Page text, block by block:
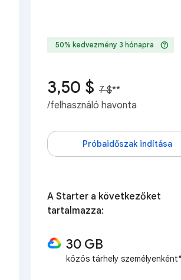
50% kedvezmény 3 hónapra help
3,50 $ 7 $**
/felhasználó havonta
Próbaidőszak indítása
A Starter a következőket
tartalmazza:
30 GB
közös tárhely személyenként*